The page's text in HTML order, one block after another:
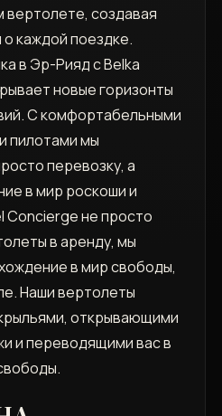
вертолете, создавая
каждой поездке.
в Эр-Рияд с Belka
новые горизонты
С комфортабельными
пилотами мы
перевозку, а
в мир роскоши и
Concierge не просто
в аренду, мы
в мир свободы,
Наши вертолеты
открывающими
и переводящими вас в